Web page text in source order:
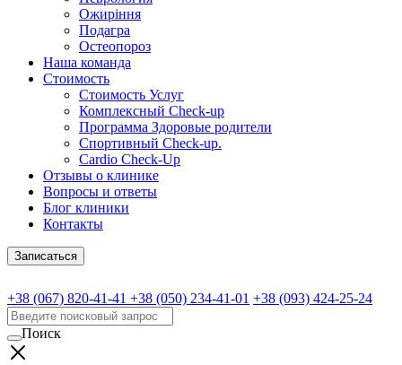
Ожиріння
Подагра
Остеопороз
Наша команда
Стоимость
Стоимость Услуг
Комплексный Check-up
Программа Здоровые родители
Спортивный Check-up.
Cardio Check-Up
Отзывы о клинике
Вопросы и ответы
Блог клиники
Контакты
Записаться
+38 (067) 820-41-41 +38 (050) 234-41-01 +38 (093) 424-25-24
Поиск